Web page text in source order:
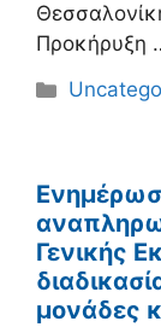
Προκήρυξη
Γενικής
μονάδες